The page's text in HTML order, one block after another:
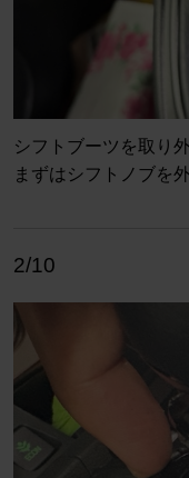
シフトブーツを取り
まずはシフトノブを
2/10